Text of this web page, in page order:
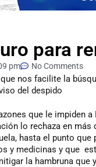
para
pm No Comments
que nos facilite la
del despido
que le impiden
lo rechaza en
hasta el punto
y medicinas y que
la hambruna